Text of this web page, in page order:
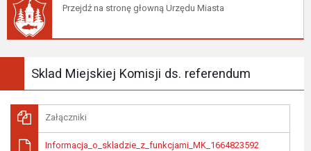
Przejdź na stronę głowną Urzędu Miasta
Sklad Miejskiej Komisji ds. referendum
Załączniki
Informacja_o_skladzie_z_funkcjami_MK_1664823592